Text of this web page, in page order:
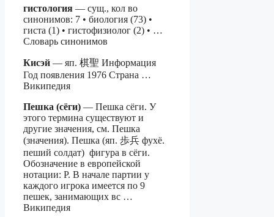
гистология — сущ., кол во
синонимов: 7 • биология (73) •
гиста (1) • гистофизиолог (2) • …
Словарь синонимов
Кисэй — яп. 棋聖 Информация
Год появления 1976 Страна …
Википедия
Пешка (сёги) — Пешка сёги. У
этого термина существуют и
другие значения, см. Пешка
(значения). Пешка (яп. 歩兵 фухё.
пеший солдат) фигура в сёги.
Обозначение в европейской
нотации: P. В начале партии у
каждого игрока имеется по 9
пешек, занимающих вс …
Википедия